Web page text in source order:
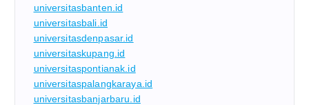
universitasbanten.id
universitasbali.id
universitasdenpasar.id
universitaskupang.id
universitaspontianak.id
universitaspalangkaraya.id
universitasbanjarbaru.id